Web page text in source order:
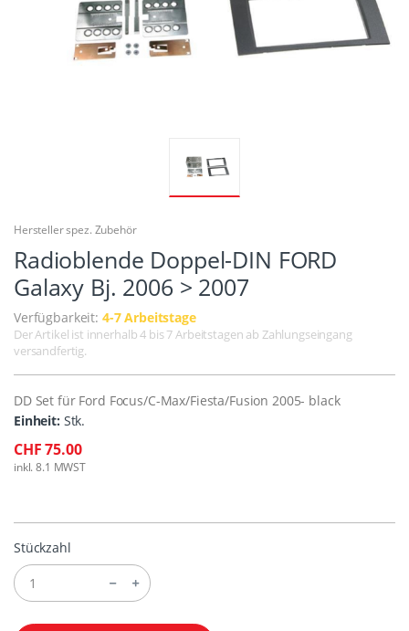
Hersteller spez. Zubehör
Radioblende Doppel-DIN FORD
Galaxy Bj. 2006 > 2007
Verfügbarkeit: 4-7 Arbeitstage
Der Artikel ist innerhalb 4 bis 7 Arbeitstagen ab Zahlungseingang
versandfertig.
DD Set für Ford Focus/C-Max/Fiesta/Fusion 2005- black
Einheit: Stk.
CHF 75.00
inkl. 8.1 MWST
Stückzahl